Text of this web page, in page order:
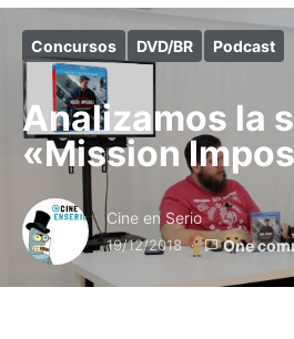
Concursos DVD/BR Podcast
Analizamos la
«Mission
Cine en Serio
19/12/2018 One